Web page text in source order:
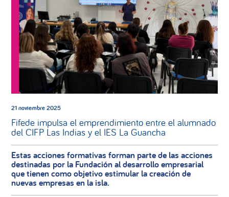
21 noviembre 2025
Fifede impulsa el emprendimiento entre el alumnado
del CIFP Las Indias y el IES La Guancha
Estas acciones formativas forman parte de las acciones
destinadas por la Fundación al desarrollo empresarial
que tienen como objetivo estimular la creación de
nuevas empresas en la isla.